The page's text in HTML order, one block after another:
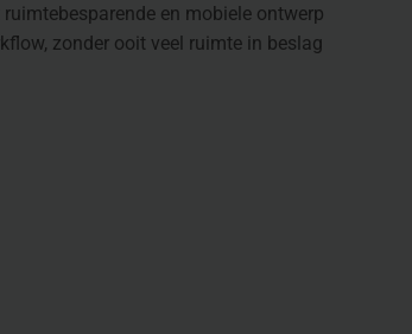
en mobiele ontwerp
zonder ooit veel ruimte in beslag